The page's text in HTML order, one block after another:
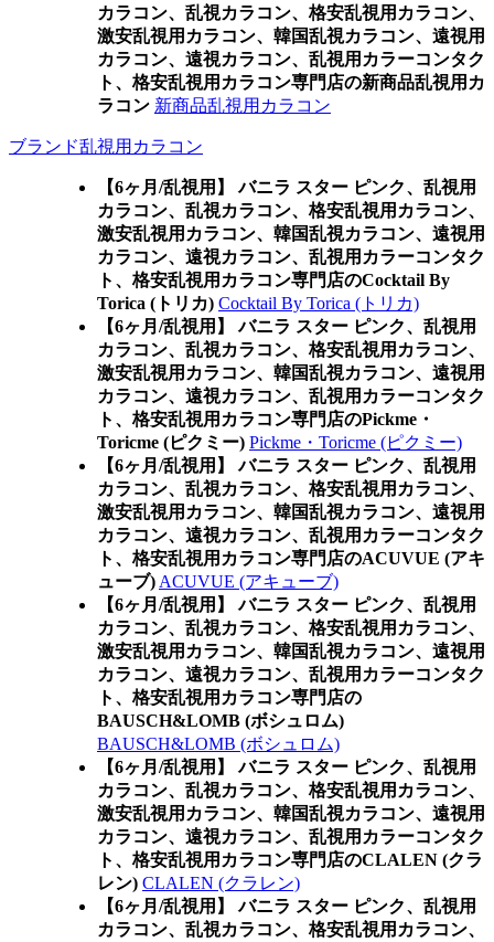
カラコン、乱視カラコン、格安乱視用カラコン、
激安乱視用カラコン、韓国乱視カラコン、遠視用
カラコン、遠視カラコン、乱視用カラーコンタク
ト、格安乱視用カラコン専門店の新商品乱視用カ
ラコン 新商品乱視用カラコン
ブランド乱視用カラコン
【6ヶ月/乱視用】 バニラ スター ピンク、乱視用
カラコン、乱視カラコン、格安乱視用カラコン、
激安乱視用カラコン、韓国乱視カラコン、遠視用
カラコン、遠視カラコン、乱視用カラーコンタク
ト、格安乱視用カラコン専門店のCocktail By
Torica (トリカ) Cocktail By Torica (トリカ)
【6ヶ月/乱視用】 バニラ スター ピンク、乱視用
カラコン、乱視カラコン、格安乱視用カラコン、
激安乱視用カラコン、韓国乱視カラコン、遠視用
カラコン、遠視カラコン、乱視用カラーコンタク
ト、格安乱視用カラコン専門店のPickme・
Toricme (ピクミー) Pickme・Toricme (ピクミー)
【6ヶ月/乱視用】 バニラ スター ピンク、乱視用
カラコン、乱視カラコン、格安乱視用カラコン、
激安乱視用カラコン、韓国乱視カラコン、遠視用
カラコン、遠視カラコン、乱視用カラーコンタク
ト、格安乱視用カラコン専門店のACUVUE (アキ
ューブ) ACUVUE (アキューブ)
【6ヶ月/乱視用】 バニラ スター ピンク、乱視用
カラコン、乱視カラコン、格安乱視用カラコン、
激安乱視用カラコン、韓国乱視カラコン、遠視用
カラコン、遠視カラコン、乱視用カラーコンタク
ト、格安乱視用カラコン専門店の
BAUSCH&LOMB (ボシュロム)
BAUSCH&LOMB (ボシュロム)
【6ヶ月/乱視用】 バニラ スター ピンク、乱視用
カラコン、乱視カラコン、格安乱視用カラコン、
激安乱視用カラコン、韓国乱視カラコン、遠視用
カラコン、遠視カラコン、乱視用カラーコンタク
ト、格安乱視用カラコン専門店のCLALEN (クラ
レン) CLALEN (クラレン)
【6ヶ月/乱視用】 バニラ スター ピンク、乱視用
カラコン、乱視カラコン、格安乱視用カラコン、